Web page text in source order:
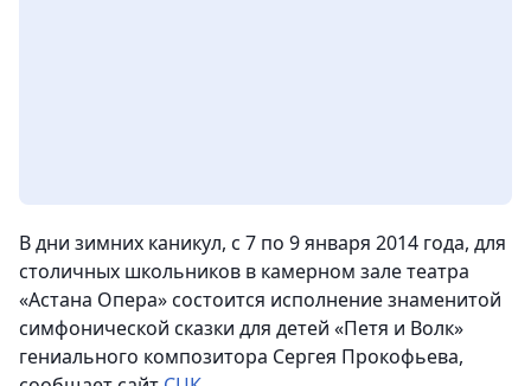
В дни зимних каникул, с 7 по 9 января 2014 года, для
столичных школьников в камерном зале театра
«Астана Опера» состоится исполнение знаменитой
симфонической сказки для детей «Петя и Волк»
гениального композитора Сергея Прокофьева,